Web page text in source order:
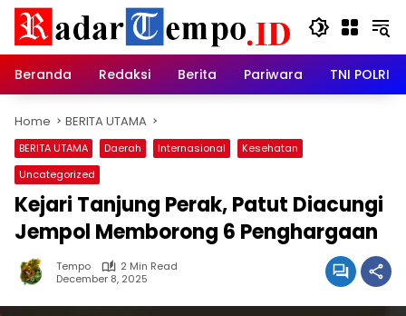
Skip
content
Beranda
Redaksi Berita Pariwara TNI POLRI
Home BERITA UTAMA
BERITA UTAMA Daerah Internasional
Kesehatan
Uncategorized
Kejari Tanjung Perak, Patut Diacungi
Jempol Memborong 6 Penghargaan
Tempo
2 Min Read
December 8, 2025